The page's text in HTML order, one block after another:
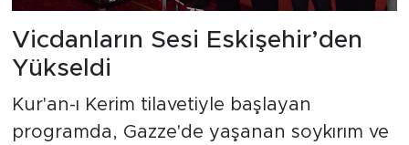
Vicdanların Sesi Eskişehir’den
Yükseldi
Kur'an-ı Kerim tilavetiyle başlayan
programda, Gazze'de yaşanan soykırım ve